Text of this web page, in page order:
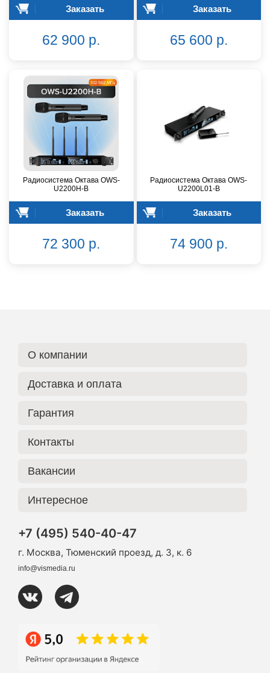
Заказать
62 900 р.
Заказать
65 600 р.
Радиосистема Октава OWS-
U2200H-B
Заказать
72 300 р.
Радиосистема Октава OWS-
U2200L01-B
Заказать
74 900 р.
О компании
Доставка и оплата
Гарантия
Контакты
Вакансии
Интересное
+7 (495) 540-40-47
г. Москва, Тюменский проезд, д. 3, к. 6
info@vismedia.ru